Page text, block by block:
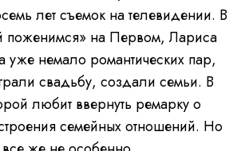
лет съемок на телевидении. В
поженимся» на Первом, Лариса
уже немало романтических пар,
свадьбу, создали семьи. В
любит ввернуть ремарку о
семейных отношений. Но